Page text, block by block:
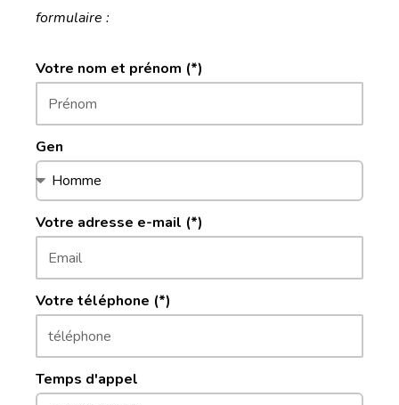
formulaire :
Votre nom et prénom (*)
Gen
Votre adresse e-mail (*)
Votre téléphone (*)
Temps d'appel